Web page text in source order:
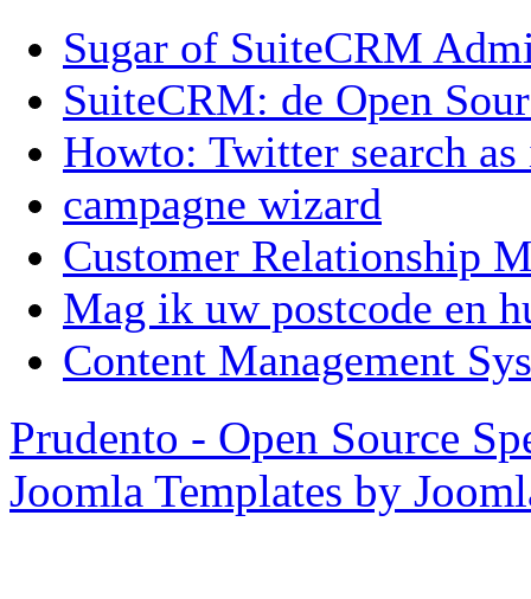
Sugar of SuiteCRM
SuiteCRM: de Open
Howto: Twitter search
campagne wizard
Customer Relationship
Mag ik uw postcode en
Content Management
Prudento - Open Source
Joomla Templates by